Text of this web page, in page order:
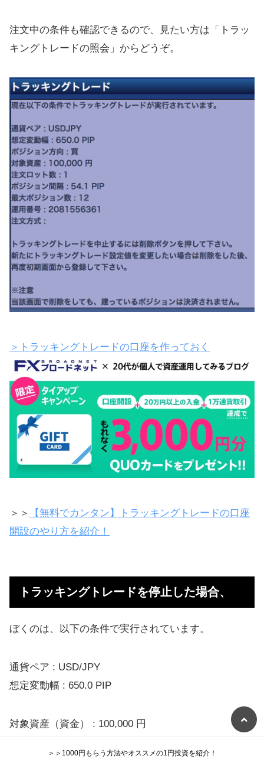
注文中の条件も確認できるので、見たい方は「トラッ
キングトレードの照会」からどうぞ。
＞トラッキングトレードの口座を作っておく
＞＞
【無料でカンタン】トラッキングトレードの口座
開設のやり方を紹介！
トラッキングトレードを停止した場合、
ぼくのは、以下の条件で実行されています。
通貨ペア : USD/JPY
想定変動幅 : 650.0 PIP
対象資産（資金） : 100,000 円
＞＞1000円もらう方法やオススメの1円投資を紹介！